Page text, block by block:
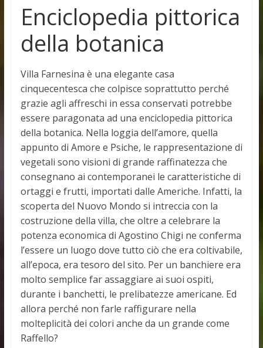
Enciclopedia pittorica
della botanica
Villa Farnesina è una elegante casa
cinquecentesca che colpisce soprattutto perché
grazie agli affreschi in essa conservati potrebbe
essere paragonata ad una enciclopedia pittorica
della botanica. Nella loggia dell’amore, quella
appunto di Amore e Psiche, le rappresentazione di
vegetali sono visioni di grande raffinatezza che
consegnano ai contemporanei le caratteristiche di
ortaggi e frutti, importati dalle Americhe. Infatti, la
scoperta del Nuovo Mondo si intreccia con la
costruzione della villa, che oltre a celebrare la
potenza economica di Agostino Chigi ne conferma
l’essere un luogo dove tutto ciò che era coltivabile,
all’epoca, era tesoro del sito. Per un banchiere era
molto semplice far assaggiare ai suoi ospiti,
durante i banchetti, le prelibatezze americane. Ed
allora perché non farle raffigurare nella
molteplicità dei colori anche da un grande come
Raffello?